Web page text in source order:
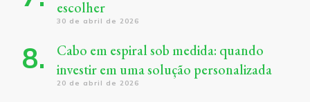
escolher
30 de abril de 2026
Cabo em espiral sob medida: quando
investir em uma solução personalizada
20 de abril de 2026